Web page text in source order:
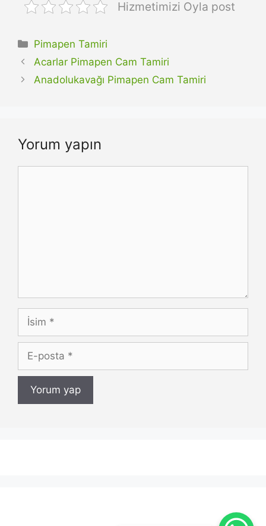
Hizmetimizi Oyla post
Kategoriler
Pimapen Tamiri
Acarlar Pimapen Cam Tamiri
Anadolukavağı Pimapen Cam Tamiri
Yorum yapın
İsim
posta